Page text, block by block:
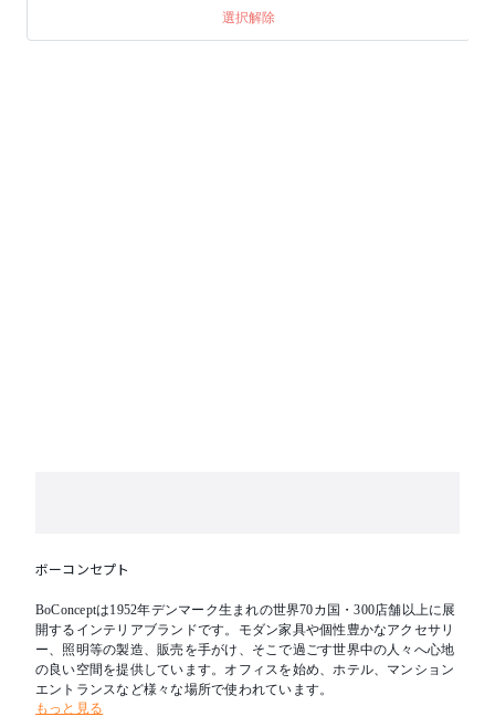
選択解除
ボーコンセプト
BoConceptは1952年デンマーク生まれの世界70カ国・300店舗以上に展
開するインテリアブランドです。モダン家具や個性豊かなアクセサリ
ー、照明等の製造、販売を手がけ、そこで過ごす世界中の人々へ心地
の良い空間を提供しています。オフィスを始め、ホテル、マンション
エントランスなど様々な場所で使われています。
もっと見る